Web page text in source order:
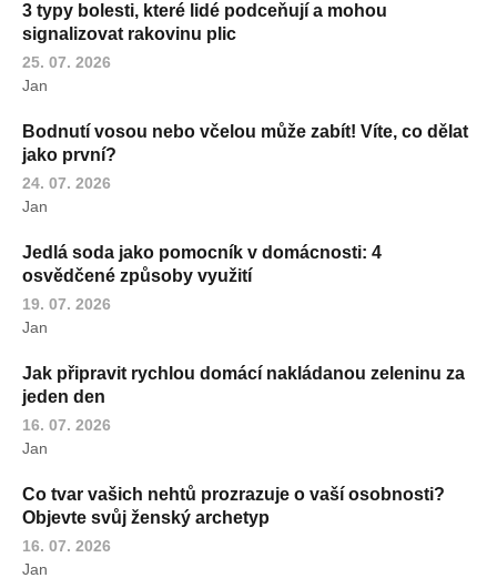
3 typy bolesti, které lidé podceňují a mohou
signalizovat rakovinu plic
25. 07. 2026
Jan
Bodnutí vosou nebo včelou může zabít! Víte, co dělat
jako první?
24. 07. 2026
Jan
Jedlá soda jako pomocník v domácnosti: 4
osvědčené způsoby využití
19. 07. 2026
Jan
Jak připravit rychlou domácí nakládanou zeleninu za
jeden den
16. 07. 2026
Jan
Co tvar vašich nehtů prozrazuje o vaší osobnosti?
Objevte svůj ženský archetyp
16. 07. 2026
Jan